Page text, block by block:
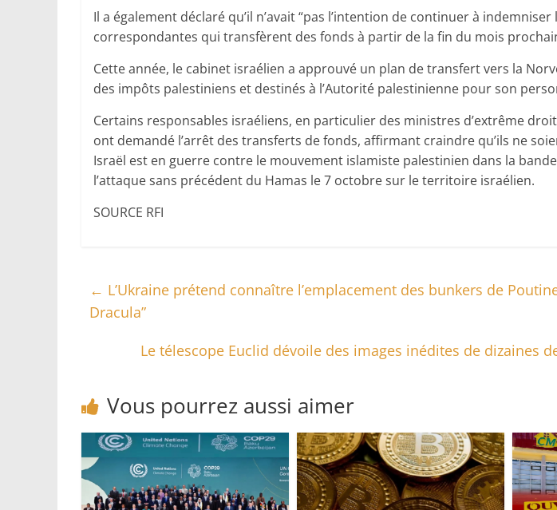
Il a également déclaré qu’il n’avait “pas l’intention de continuer à indemniser
correspondantes qui transfèrent des fonds à partir de la fin du mois
Cette année, le cabinet israélien a approuvé un plan de transfert vers la
des impôts palestiniens et destinés à l’Autorité palestinienne pour son
Certains responsables israéliens, en particulier des ministres d’extrême
ont demandé l’arrêt des transferts de fonds, affirmant craindre qu’ils ne
Israël est en guerre contre le mouvement islamiste palestinien dans la
l’attaque sans précédent du Hamas le 7 octobre sur le territoire israélien.
SOURCE RFI
← L’Ukraine prétend connaître l’emplacement des bunkers de
Dracula”
Le télescope Euclid dévoile des images inédites de dizaines
Vous pourrez aussi aimer